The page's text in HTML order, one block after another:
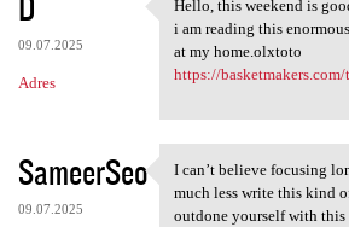
09.07.2025
Adres
Hello, this weekend
Hello, this weekend is
i am reading this
at my home.olxtoto
https://
SameerSeo
09.07.2025
I can’t believe
I can’t believe focusing
much less write this kind
outdone yourself with